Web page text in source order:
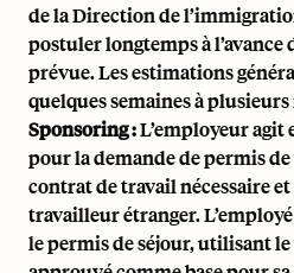
de la Direction de
postuler longtemps à l’avance
prévue. Les estimations
quelques semaines à
Sponsoring :L’employeur agit
pour la demande de permis
contrat de travail nécessaire
travailleur étranger.
le permis de séjour, utilisant